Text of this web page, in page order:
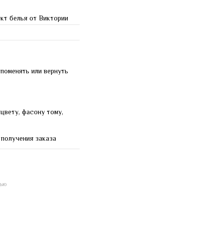
белья от Виктории
или вернуть
фасону тому,
заказа